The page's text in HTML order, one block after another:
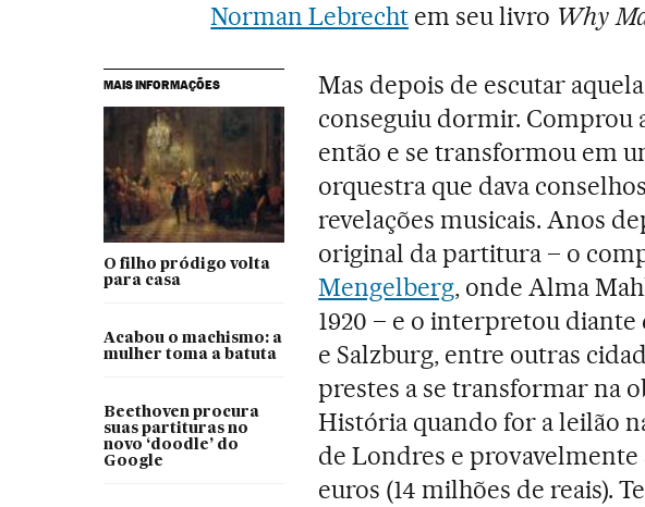
Norman Lebrecht em seu livro Why
MAIS INFORMAÇÕES
O filho pródigo volta
para casa
Acabou o machismo: a
mulher toma a batuta
Beethoven procura
suas partituras no
novo ‘doodle’ do
Google
Mas depois de escutar
conseguiu dormir. Comprou
então e se transformou em
orquestra que dava
revelações musicais. Anos
original da partitura – o
Mengelberg, onde Alma
1920 – e o interpretou
e Salzburg, entre outras
prestes a se transformar na
História quando for a leilão
de Londres e
euros (14 milhões de reais).